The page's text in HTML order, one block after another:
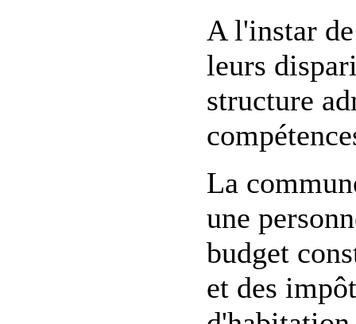
A l'instar
leurs
structure
La
une
budget
et des